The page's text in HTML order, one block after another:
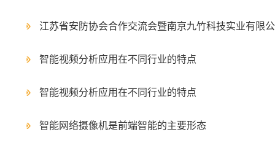
江苏省安防协会合作交流会暨南京九竹科技实业有限
智能视频分析应用在不同行业的特点
智能视频分析应用在不同行业的特点
智能网络摄像机是前端智能的主要形态